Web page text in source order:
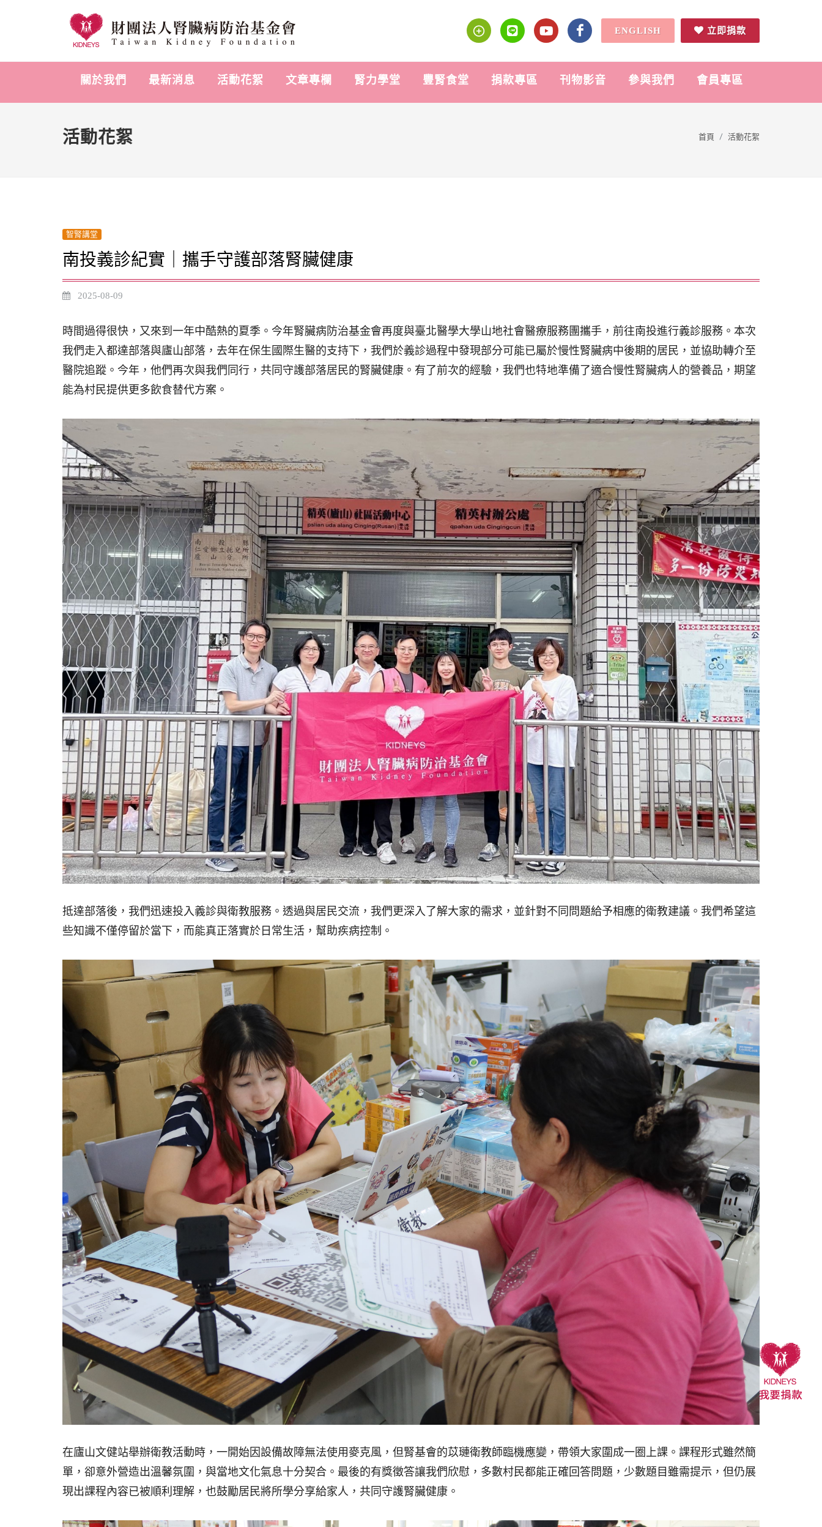
ENGLISH 立即捐款
關於我們 最新消息 活動花絮 文章專欄 腎力學堂 豐腎食堂 捐款專區 刊物影音 參與我們 會員專區
活動花絮 首頁 活動花絮
智腎講堂
南投義診紀實｜攜手守護部落腎臟健康
2025-08-09
時間過得很快，又來到一年中酷熱的夏季。今年腎臟病防治基金會再度與臺北醫學大學山地社會醫療服務團攜手，前往南投進行義診服務。本次
我們走入都達部落與廬山部落，去年在保生國際生醫的支持下，我們於義診過程中發現部分可能已屬於慢性腎臟病中後期的居民，並協助轉介至
醫院追蹤。今年，他們再次與我們同行，共同守護部落居民的腎臟健康。有了前次的經驗，我們也特地準備了適合慢性腎臟病人的營養品，期望
能為村民提供更多飲食替代方案。
抵達部落後，我們迅速投入義診與衛教服務。透過與居民交流，我們更深入了解大家的需求，並針對不同問題給予相應的衛教建議。我們希望這
些知識不僅停留於當下，而能真正落實於日常生活，幫助疾病控制。
在廬山文健站舉辦衛教活動時，一開始因設備故障無法使用麥克風，但腎基會的苡璉衛教師臨機應變，帶領大家圍成一圈上課。課程形式雖然簡
單，卻意外營造出溫馨氛圍，與當地文化氣息十分契合。最後的有獎徵答讓我們欣慰，多數村民都能正確回答問題，少數題目雖需提示，但仍展
現出課程內容已被順利理解，也鼓勵居民將所學分享給家人，共同守護腎臟健康。